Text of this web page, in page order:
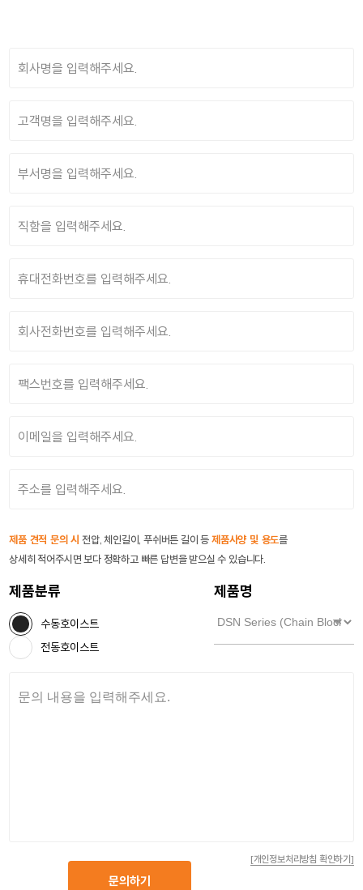
제품 견적 문의 시 전압, 체인길이, 푸쉬버튼 길이 등제품사양 및 용도를
상세히 적어주시면 보다 정확하고 빠른 답변을 받으실 수 있습니다.
제품분류
수동호이스트
전동호이스트
제품명
[개인정보처리방침 확인하기]
문의하기